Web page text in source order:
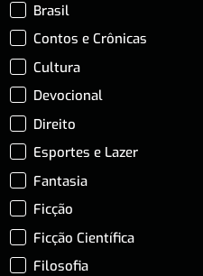
Brasil
Contos e Crônicas
Cultura
Devocional
Direito
Esportes e Lazer
Fantasia
Ficção
Ficção Científica
Filosofia